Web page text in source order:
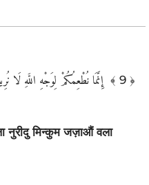
﴾ 9 ﴿
नुरीदु मिन्कुम जज़ाऔं वला